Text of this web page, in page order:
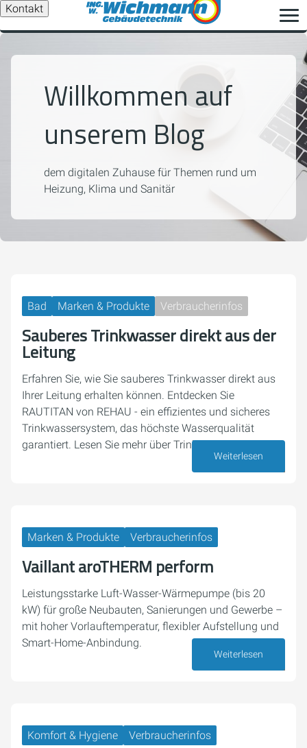
Kontakt
Willkommen auf
unserem Blog
dem digitalen Zuhause für Themen rund um
Heizung, Klima und Sanitär
Bad Marken & Produkte Verbraucherinfos
Sauberes Trinkwasser direkt aus der
Leitung
Erfahren Sie, wie Sie sauberes Trinkwasser direkt aus
Ihrer Leitung erhalten können. Entdecken Sie
RAUTITAN von REHAU - ein effizientes und sicheres
Trinkwassersystem, das höchste Wasserqualität
garantiert. Lesen Sie mehr über Trinkwasserhygiene,…
Weiterlesen
Marken & Produkte Verbraucherinfos
Vaillant aroTHERM perform
Leistungsstarke Luft-Wasser-Wärmepumpe (bis 20
kW) für große Neubauten, Sanierungen und Gewerbe –
mit hoher Vorlauftemperatur, flexibler Aufstellung und
Smart-Home-Anbindung.
Weiterlesen
Komfort & Hygiene Verbraucherinfos